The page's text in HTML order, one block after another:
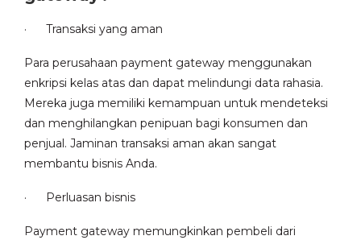
· Transaksi yang aman
Para perusahaan payment gateway menggunakan
enkripsi kelas atas dan dapat melindungi data rahasia.
Mereka juga memiliki kemampuan untuk mendeteksi
dan menghilangkan penipuan bagi konsumen dan
penjual. Jaminan transaksi aman akan sangat
membantu bisnis Anda.
· Perluasan bisnis
Payment gateway memungkinkan pembeli dari